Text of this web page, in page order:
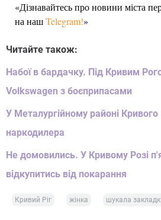
«Дізнавайтесь про новини міста
на нашTelegram!»
Читайте також:
Набої в бардачку. Під Кривим
Volkswagen з боєприпасами
У Металургійному районі
наркодилера
Не домовились. У Кривому Розі
відкупитись від покарання
Кривий Ріг жінка шукала